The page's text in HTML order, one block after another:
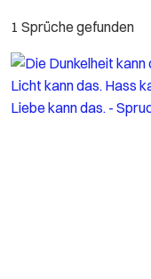
1 Sprüche gefunden